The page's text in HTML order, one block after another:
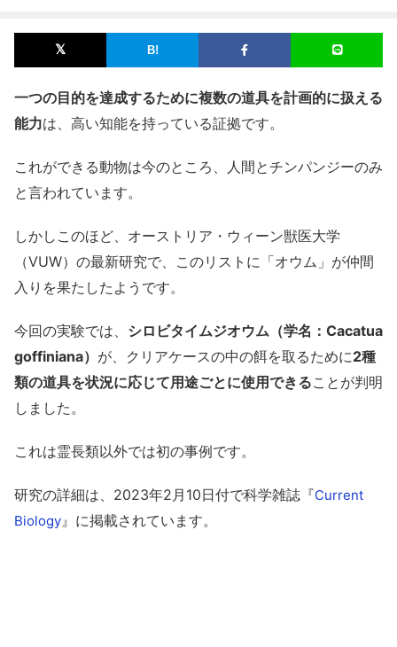
一つの目的を達成するために複数の道具を計画的に扱える
能力は、高い知能を持っている証拠です。
これができる動物は今のところ、人間とチンパンジーのみ
と言われています。
しかしこのほど、オーストリア・ウィーン獣医大学
（VUW）の最新研究で、このリストに「オウム」が仲間
入りを果たしたようです。
今回の実験では、 シロビタイムジオウム（学名：Cacatua
goffiniana） が、クリアケースの中の餌を取るために2種
類の道具を状況に応じて用途ごとに使用できることが判明
しました。
これは霊長類以外では初の事例です。
研究の詳細は、2023年2月10日付で科学雑誌『Current
Biology』に掲載されています。